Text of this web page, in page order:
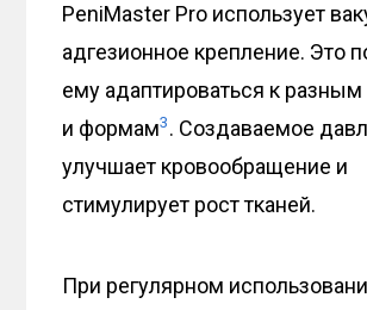
PeniMaster Pro использует
адгезионное крепление. Это
ему адаптироваться к
и формам3. Создаваемое
улучшает кровообращение и
стимулирует рост тканей.
При регулярном